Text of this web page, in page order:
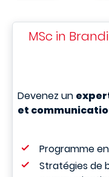
MSc in
Devenez un
et
Programme
Stratégies de